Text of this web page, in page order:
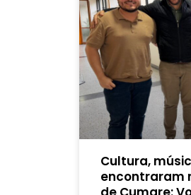
Cultura,
encontraram